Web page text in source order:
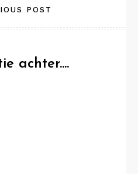
POST
achter....